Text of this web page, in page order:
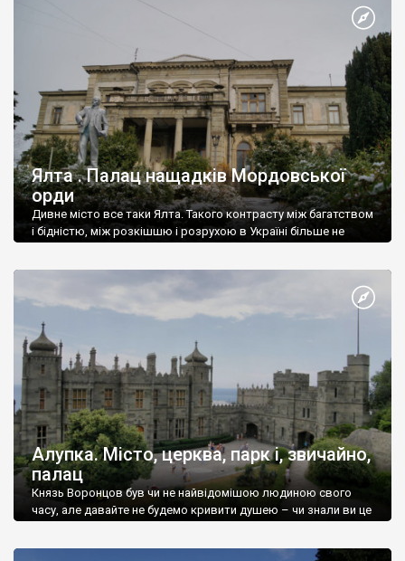
Ялта . Палац нащадків Мордовської
орди
Дивне місто все таки Ялта. Такого контрасту між багатством
і бідністю, між розкішшю і розрухою в Україні більше не
Алупка. Місто, церква, парк і, звичайно,
палац
Князь Воронцов був чи не найвідомішою людиною свого
часу, але давайте не будемо кривити душею – чи знали ви це